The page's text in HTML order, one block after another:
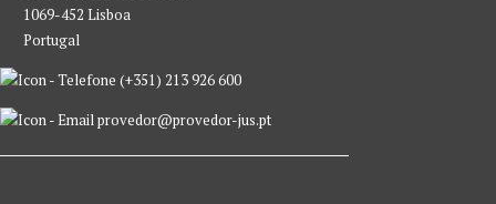
1069-452 Lisboa
Portugal
(+351) 213 926 600
provedor@provedor-jus.pt